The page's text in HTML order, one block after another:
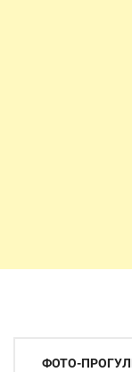
Навигация
ФОТО-